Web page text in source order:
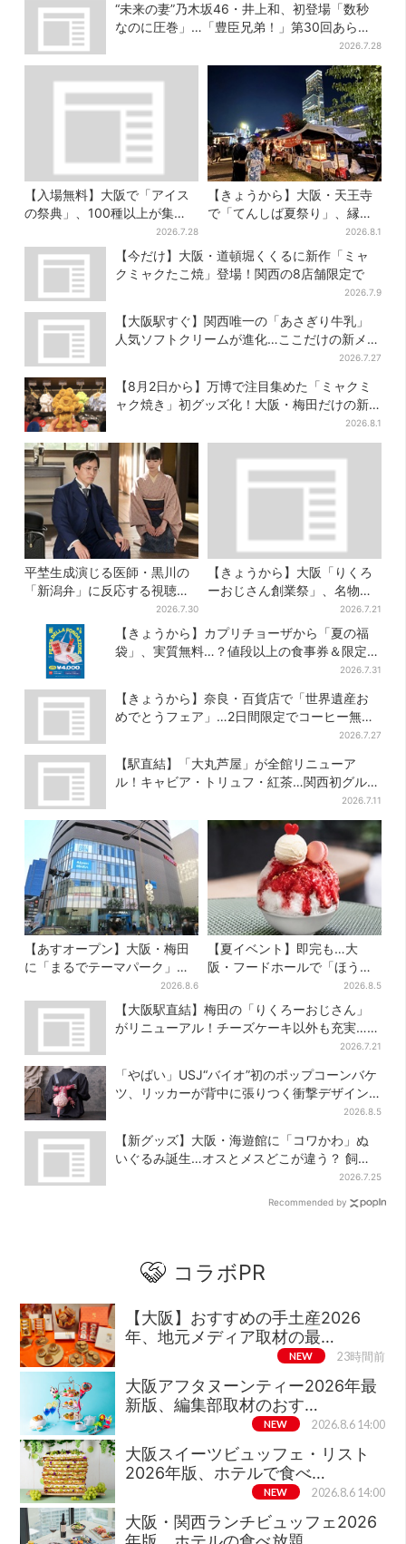
“未来の妻”乃木坂46・井上和、初登場「数秒
なのに圧巻」…「豊臣兄弟！」第30回あらす
2026.7.28
【入場無料】大阪で「アイス
の祭典」、100種以上が集
結！グッズ＆タダ券が当たる
巨大ガチャも
2026.7.28
【きょうから】大阪・天王寺
で「てんしば夏祭り」、縁日
や盆踊り…涼しいスプラッシ
ュタイムも！2日間だけ
2026.8.1
【今だけ】大阪・道頓堀くくるに新作「ミャ
クミャクたこ焼」登場！関西の8店舗限定で
2026.7.9
【大阪駅すぐ】関西唯一の「あさぎり牛乳」
人気ソフトクリームが進化…ここだけの新メニ
2026.7.27
【8月2日から】万博で注目集めた「ミャクミ
ャク焼き」初グッズ化！大阪・梅田だけの新
2026.8.1
平埜生成演じる医師・黒川の
「新潟弁」に反応する視聴者
2026.7.30
【きょうから】大阪「りくろ
ーおじさん創業祭」、名物
の“和菓子”を梅田で販売 6日
間限定でお得に
2026.7.21
【きょうから】カプリチョーザから「夏の福
袋」、実質無料…？値段以上の食事券＆限定ア
2026.7.31
【きょうから】奈良・百貨店で「世界遺産お
めでとうフェア」…2日間限定でコーヒー無料
2026.7.27
【駅直結】「大丸芦屋」が全館リニューア
ル！キャビア・トリュフ・紅茶…関西初グルメ
2026.7.11
【あすオープン】大阪・梅田
に「まるでテーマパーク」な
巨大スポーツ店、461ブラン
ド集結！ 6フロアをまとめて
紹介
2026.8.6
【夏イベント】即完も…大
阪・フードホールで「ほうせ
き箱」の“限定かき氷”が復
活！一夜限りの盆踊りも
2026.8.5
【大阪駅直結】梅田の「りくろーおじさん」
がリニューアル！チーズケーキ以外も充実…並
2026.7.21
「やばい」USJ“バイオ”初のポップコーンバケ
ツ、リッカーが背中に張りつく衝撃デザイン
2026.8.5
【新グッズ】大阪・海遊館に「コワかわ」ぬ
いぐるみ誕生…オスとメスどこが違う？ 飼育
2026.7.25
Recommended by
コラボPR
【大阪】おすすめの手土産2026
年、地元メディア取材の最…
NEW 23時間前
大阪アフタヌーンティー2026年最
新版、編集部取材のおす…
NEW 2026.8.6 14:00
大阪スイーツビュッフェ・リスト
2026年版、ホテルで食べ…
NEW 2026.8.6 14:00
大阪・関西ランチビュッフェ2026